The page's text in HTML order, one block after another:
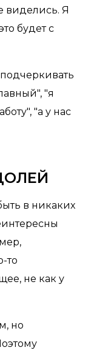
виделись. Я
будет с
"я
"а у нас
в никаких
то
не как у
но